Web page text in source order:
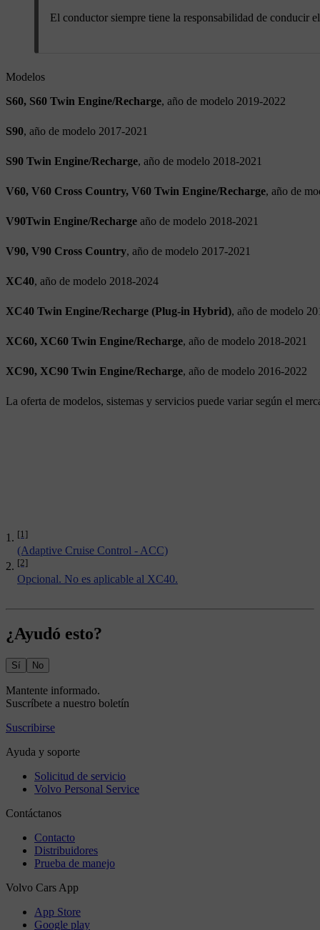
El conductor siempre tiene la responsabilidad de conducir
Modelos
S60, S60 Twin Engine/Recharge, año de modelo 2019-2022
S90, año de modelo 2017-2021
S90 Twin Engine/Recharge, año de modelo 2018-2021
V60, V60 Cross Country, V60 Twin Engine/Recharge, año de
V90Twin Engine/Recharge año de modelo 2018-2021
V90, V90 Cross Country, año de modelo 2017-2021
XC40, año de modelo 2018-2024
XC40 Twin Engine/Recharge (Plug-in Hybrid), año de modelo
XC60, XC60 Twin Engine/Recharge, año de modelo 2018-2021
XC90, XC90 Twin Engine/Recharge, año de modelo 2016-2022
La oferta de modelos, sistemas y servicios puede variar según el
[1]
(Adaptive Cruise Control - ACC)
[2]
Opcional. No es aplicable al XC40.
¿Ayudó esto?
Sí No